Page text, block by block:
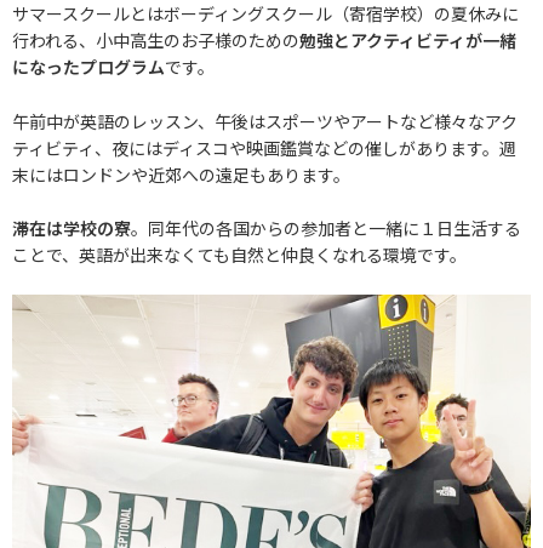
サマースクールとはボーディングスクール（寄宿学校）の夏休みに
行われる、小中高生のお子様のための勉強とアクティビティが一緒
になったプログラムです。
午前中が英語のレッスン、午後はスポーツやアートなど様々なアク
ティビティ、夜にはディスコや映画鑑賞などの催しがあります。週
末にはロンドンや近郊への遠足もあります。
滞在は学校の寮。同年代の各国からの参加者と一緒に１日生活する
ことで、英語が出来なくても自然と仲良くなれる環境です。